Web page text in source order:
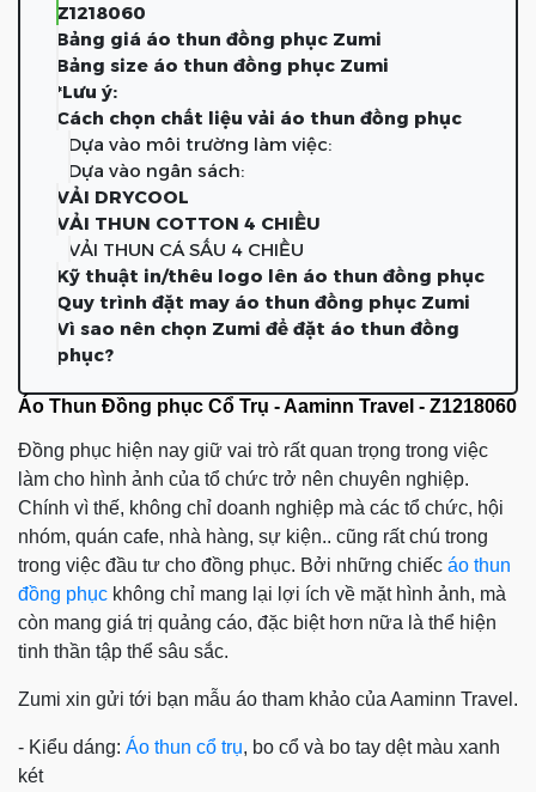
Z1218060
Bảng giá áo thun đồng phục Zumi
Bảng size áo thun đồng phục Zumi
*Lưu ý:
Cách chọn chất liệu vải áo thun đồng phục
Dựa vào môi trường làm việc:
Dựa vào ngân sách:
VẢI DRYCOOL
VẢI THUN COTTON 4 CHIỀU
VẢI THUN CÁ SẤU 4 CHIỀU
Kỹ thuật in/thêu logo lên áo thun đồng phục
Quy trình đặt may áo thun đồng phục Zumi
Vì sao nên chọn Zumi để đặt áo thun đồng
phục?
Áo Thun Đồng phục Cổ Trụ - Aaminn Travel - Z1218060
Đồng phục hiện nay giữ vai trò rất quan trọng trong việc
làm cho hình ảnh của tổ chức trở nên chuyên nghiệp.
Chính vì thế, không chỉ doanh nghiệp mà các tổ chức, hội
nhóm, quán cafe, nhà hàng, sự kiện.. cũng rất chú trong
trong việc đầu tư cho đồng phục. Bởi những chiếc áo thun
đồng phục không chỉ mang lại lợi ích về mặt hình ảnh, mà
còn mang giá trị quảng cáo, đặc biệt hơn nữa là thể hiện
tinh thần tập thể sâu sắc.
Zumi xin gửi tới bạn mẫu áo tham khảo của Aaminn Travel.
- Kiểu dáng: Áo thun cổ trụ, bo cổ và bo tay dệt màu xanh
két